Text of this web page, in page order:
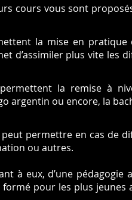
cours vous sont
la mise en pratique
d’assimiler plus vite les
la remise à
argentin ou encore, la
permettre en cas de
ou autres.
à eux, d’une
pour les plus jeunes